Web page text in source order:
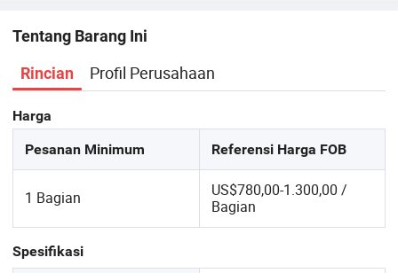
Tentang Barang Ini
Rincian Profil Perusahaan
Harga
Pesanan Minimum Referensi Harga FOB
1 Bagian
US$780,00-1.300,00 /
Bagian
Spesifikasi